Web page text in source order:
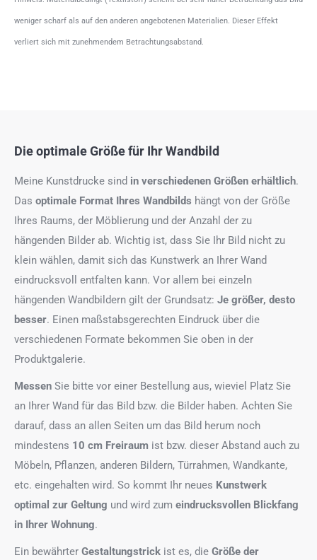
weniger scharf als auf den anderen angebotenen Materialien. Dieser Effekt
verliert sich mit zunehmendem Betrachtungsabstand.
Die optimale Größe für Ihr Wandbild
Meine Kunstdrucke sind in verschiedenen Größen erhältlich.
Das optimale Format Ihres Wandbilds hängt von der Größe
Ihres Raums, der Möblierung und der Anzahl der zu
hängenden Bilder ab. Wichtig ist, dass Sie Ihr Bild nicht zu
klein wählen, damit sich das Kunstwerk an Ihrer Wand
eindrucksvoll entfalten kann. Vor allem bei einzeln
hängenden Wandbildern gilt der Grundsatz: Je größer, desto
besser. Einen maßstabsgerechten Eindruck über die
verschiedenen Formate bekommen Sie oben in der
Produktgalerie.
Messen Sie bitte vor einer Bestellung aus, wieviel Platz Sie
an Ihrer Wand für das Bild bzw. die Bilder haben. Achten Sie
darauf, dass an allen Seiten um das Bild herum noch
mindestens 10 cm Freiraum ist bzw. dieser Abstand auch zu
Möbeln, Pflanzen, anderen Bildern, Türrahmen, Wandkante,
etc. eingehalten wird. So kommt Ihr neues Kunstwerk
optimal zur Geltung und wird zum eindrucksvollen Blickfang
in Ihrer Wohnung.
Ein bewährter Gestaltungstrick ist es, die Größe der